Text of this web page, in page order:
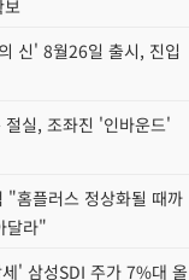
신' 8월26일 출시, 진입
실, 조좌진 '인바운드'
홈플러스 정상화될 때까
달라"
' 삼성SDI 주가 7%대 올